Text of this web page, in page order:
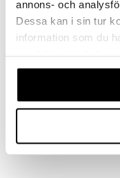
annons- och
Dessa kan i sin tur
information som du
våra cookies vid
Curls Hair Mask
kr 169